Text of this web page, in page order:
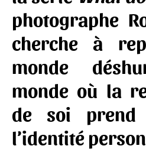
photographe
cherche à
monde
monde où la
de soi
l’identité